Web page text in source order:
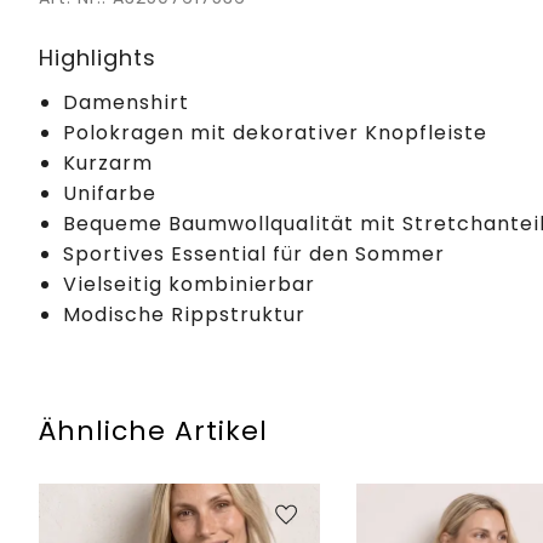
Highlights
Damenshirt
Polokragen mit dekorativer Knopfleiste
Kurzarm
Unifarbe
Bequeme Baumwollqualität mit
Sportives Essential für den Sommer
Vielseitig kombinierbar
Modische Rippstruktur
Ähnliche Artikel